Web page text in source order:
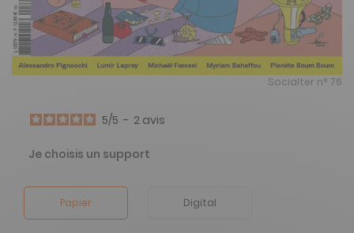
Socialter n° 76
5/5 - 2 avis
Je choisis un support
Papier Digital